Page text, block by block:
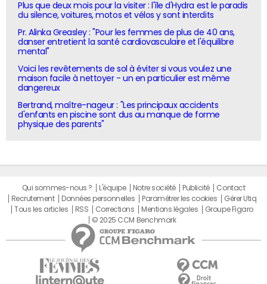
Plus que deux mois pour la visiter : l'île d'Hydra est le paradis
du silence, voitures, motos et vélos y sont interdits
Pr. Alinka Greasley : "Pour les femmes de plus de 40 ans,
danser entretient la santé cardiovasculaire et l'équilibre
mental"
Voici les revêtements de sol à éviter si vous voulez une
maison facile à nettoyer - un en particulier est même
dangereux
Bertrand, maître-nageur : "Les principaux accidents
d'enfants en piscine sont dus au manque de forme
physique des parents"
Qui sommes-nous ? L'équipe Notre société Publicité
Contact
Recrutement
Données personnelles Paramétrer les cookies
Gérer Utiq
Tous les articles
RSS Corrections Mentions légales
Groupe Figaro
© 2025 CCM Benchmark